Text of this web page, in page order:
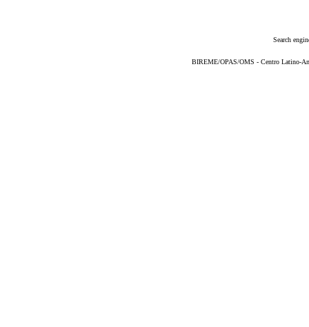
Search
BIREME/OPAS/OMS - Centro Latino-